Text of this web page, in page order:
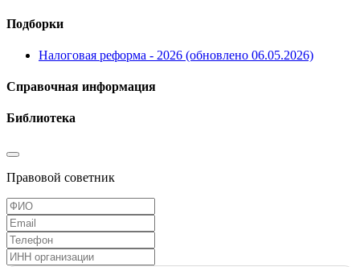
Подборки
Налоговая реформа - 2026 (обновлено 06.05.2026)
Справочная информация
Библиотека
Правовой советник